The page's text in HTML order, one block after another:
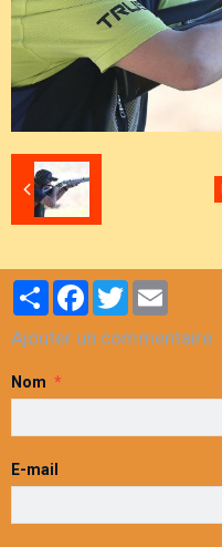
PartagerFacebookTwitter
Ajouter un commentaire
Nom
E-mail